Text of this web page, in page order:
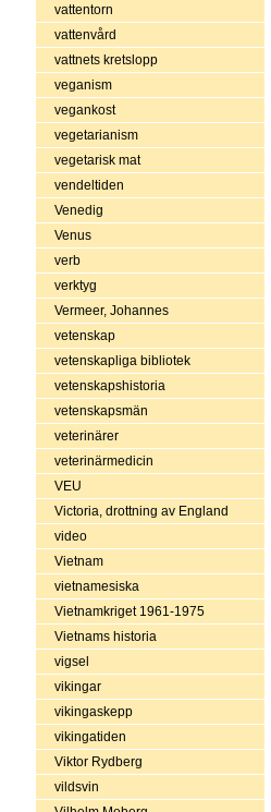
vattentorn
vattenvård
vattnets kretslopp
veganism
vegankost
vegetarianism
vegetarisk mat
vendeltiden
Venedig
Venus
verb
verktyg
Vermeer, Johannes
vetenskap
vetenskapliga bibliotek
vetenskapshistoria
vetenskapsmän
veterinärer
veterinärmedicin
VEU
Victoria, drottning av England
video
Vietnam
vietnamesiska
Vietnamkriget 1961-1975
Vietnams historia
vigsel
vikingar
vikingaskepp
vikingatiden
Viktor Rydberg
vildsvin